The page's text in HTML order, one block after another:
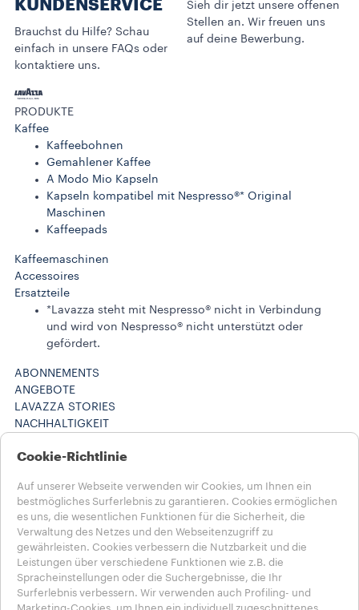
KUNDENSERVICE​
Brauchst du Hilfe? Schau
einfach in unsere FAQs oder
kontaktiere uns.
Sieh dir jetzt unsere offenen
Stellen an. Wir freuen uns
auf deine Bewerbung.
PRODUKTE
Kaffee
Kaffeebohnen
Gemahlener Kaffee
A Modo Mio Kapseln
Kapseln kompatibel mit Nespresso®* Original
Maschinen
Kaffeepads
Kaffeemaschinen
Accessoires
Ersatzteile
*Lavazza steht mit Nespresso® nicht in Verbindung
und wird von Nespresso® nicht unterstützt oder
gefördert.
ABONNEMENTS
ANGEBOTE
LAVAZZA STORIES
NACHHALTIGKEIT
Maschinenregistrierung
FAQs
Kontakt
Karriere
Datenschutz & AGB​
Nutzungsbedingungen
Geschäftsbedingungen
Abonnement kündigen / Vertrag widerrufen
Cookie-Richtlinie
Auf unserer Webseite verwenden wir Cookies, um Ihnen ein
bestmögliches Surferlebnis zu garantieren. Cookies ermöglichen
es uns, die wesentlichen Funktionen für die Sicherheit, die
Verwaltung des Netzes und den Webseitenzugriff zu
gewährleisten. Cookies verbessern die Nutzbarkeit und die
Leistungen über verschiedene Funktionen wie z.B. die
Spracheinstellungen oder die Suchergebnisse, die Ihr
Surferlebnis verbessern. Wir verwenden auch Profiling- und